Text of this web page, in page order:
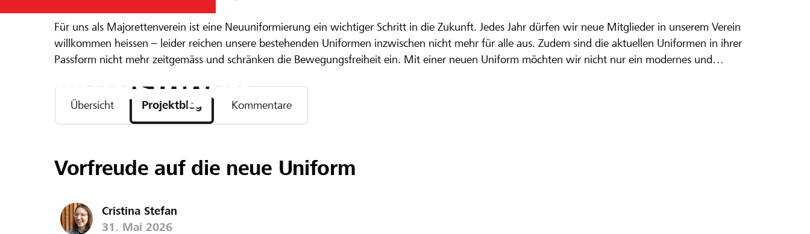
Neuuniformierung Majoretten
Münsingen
Ein Projekt aus der Region der Raiffeisenbank Thunersee-Kiesental​
Für uns als Majorettenverein ist eine Neuuniformierung ein wichtiger Schritt in die Zukunft. Jedes Jahr dürfen wir neue Mitglieder in unserem Verein
willkommen heissen – leider reichen unsere bestehenden Uniformen inzwischen nicht mehr für alle aus. Zudem sind die aktuellen Uniformen in ihrer
Passform nicht mehr zeitgemäss und schränken die Bewegungsfreiheit ein. Mit einer neuen Uniform möchten wir nicht nur ein modernes und
Damit wir dieses Projekt realisieren können, sind wir auf deine Unterstützung angewiesen. Dein Beitrag hilft uns, unsere Tradition weiterzuführen.
Übersicht Projektblog Kommentare
Vorfreude auf die neue Uniform
Cristina Stefan
31. Mai 2026